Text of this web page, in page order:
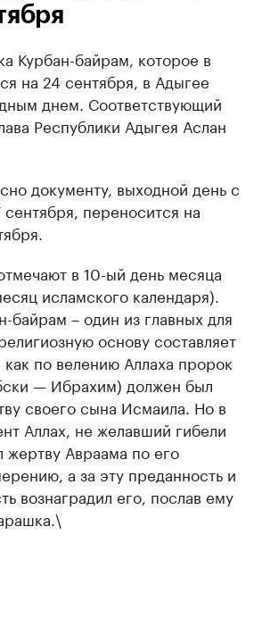
Курбан-байрам, которое в
на 24 сентября, в Адыгее
днем. Соответствующий
Республики Адыгея Аслан
документу, выходной день с
переносится на
в 10-ый день месяца
исламского календаря).
байрам – один из главных для
основу составляет
по велению Аллаха пророк
— Ибрахим) должен был
своего сына Исмаила. Но в
Аллах, не желавший гибели
жертву Авраама по его
а за эту преданность и
вознаградил его, послав ему